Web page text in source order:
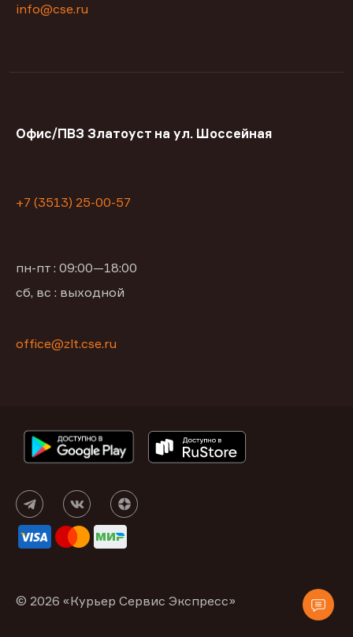
info@cse.ru
Офис/ПВЗ Златоуст на ул. Шоссейная
+7 (3513) 25-00-57
пн-пт : 09:00—18:00
сб, вс : выходной
office@zlt.cse.ru
© 2026 «Курьер Сервис Экспресс»